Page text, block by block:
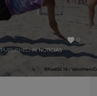
0
PUBLISHED INNOTICIAS